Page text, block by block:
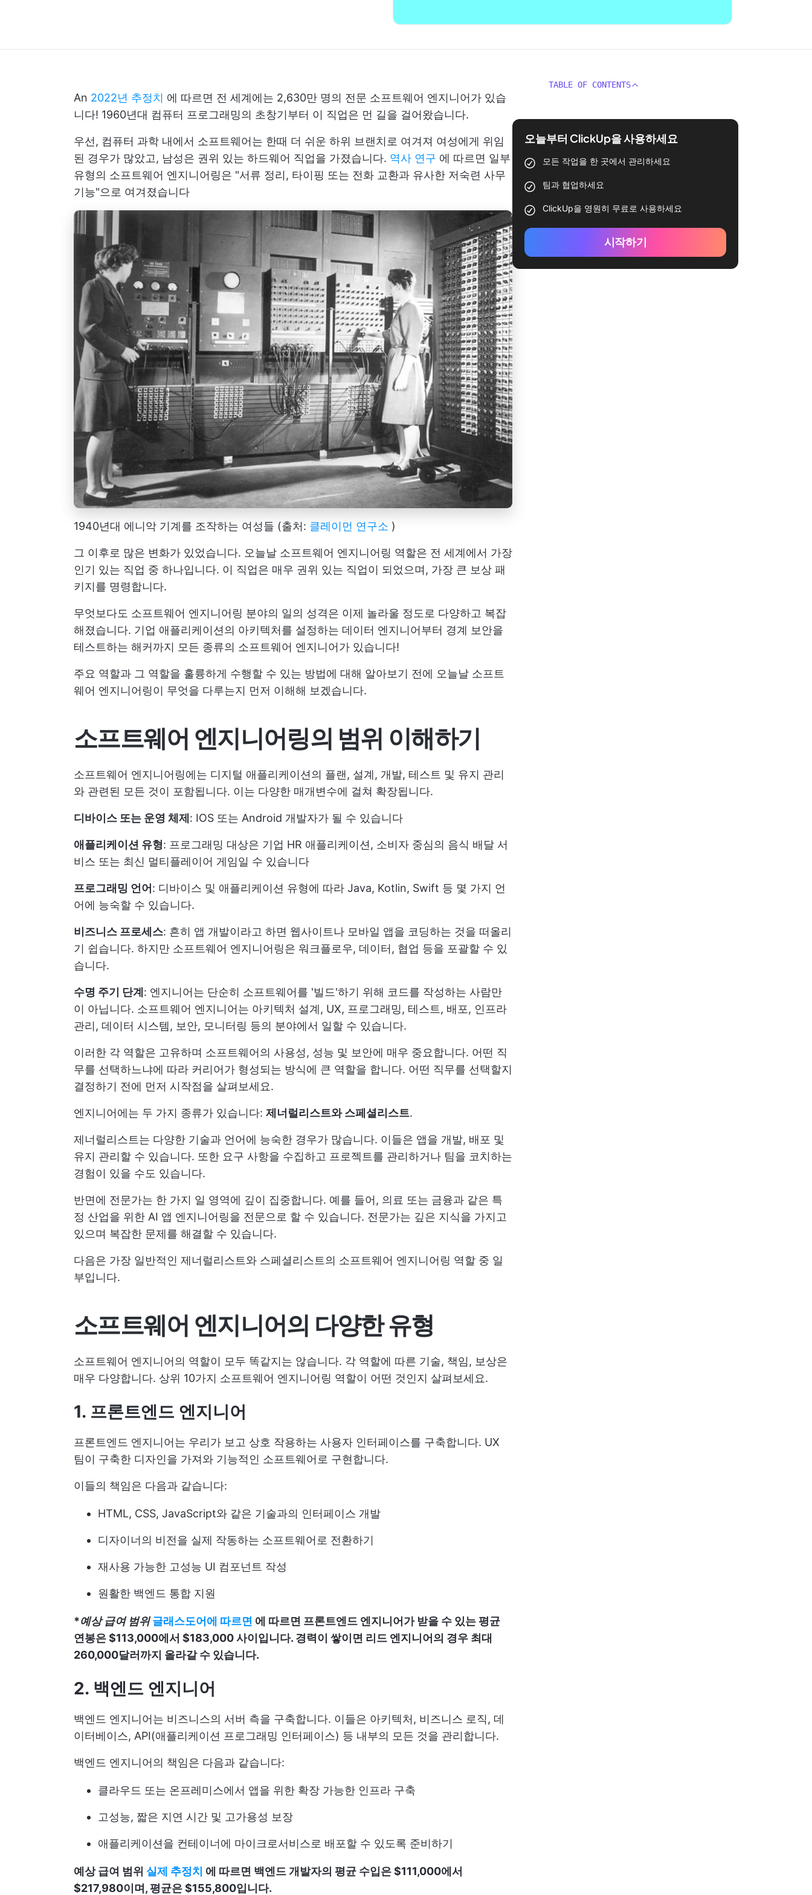
An 2022년 추정치 에 따르면 전 세계에는 2,630만 명의 전문 소프트웨어 엔지니어가 있습
니다! 1960년대 컴퓨터 프로그래밍의 초창기부터 이 직업은 먼 길을 걸어왔습니다.
우선, 컴퓨터 과학 내에서 소프트웨어는 한때 더 쉬운 하위 브랜치로 여겨져 여성에게 위임
된 경우가 많았고, 남성은 권위 있는 하드웨어 직업을 가졌습니다. 역사 연구 에 따르면 일부
유형의 소프트웨어 엔지니어링은 "서류 정리, 타이핑 또는 전화 교환과 유사한 저숙련 사무
기능"으로 여겨졌습니다
1940년대 에니악 기계를 조작하는 여성들 (출처: 클레이먼 연구소 )
그 이후로 많은 변화가 있었습니다. 오늘날 소프트웨어 엔지니어링 역할은 전 세계에서 가장
인기 있는 직업 중 하나입니다. 이 직업은 매우 권위 있는 직업이 되었으며, 가장 큰 보상 패
키지를 명령합니다.
무엇보다도 소프트웨어 엔지니어링 분야의 일의 성격은 이제 놀라울 정도로 다양하고 복잡
해졌습니다. 기업 애플리케이션의 아키텍처를 설정하는 데이터 엔지니어부터 경계 보안을
테스트하는 해커까지 모든 종류의 소프트웨어 엔지니어가 있습니다!
주요 역할과 그 역할을 훌륭하게 수행할 수 있는 방법에 대해 알아보기 전에 오늘날 소프트
웨어 엔지니어링이 무엇을 다루는지 먼저 이해해 보겠습니다.
소프트웨어 엔지니어링의 범위 이해하기
소프트웨어 엔지니어링에는 디지털 애플리케이션의 플랜, 설계, 개발, 테스트 및 유지 관리
와 관련된 모든 것이 포함됩니다. 이는 다양한 매개변수에 걸쳐 확장됩니다.
디바이스 또는 운영 체제 : IOS 또는 Android 개발자가 될 수 있습니다
애플리케이션 유형: 프로그래밍 대상은 기업 HR 애플리케이션, 소비자 중심의 음식 배달 서
비스 또는 최신 멀티플레이어 게임일 수 있습니다
프로그래밍 언어 : 디바이스 및 애플리케이션 유형에 따라 Java, Kotlin, Swift 등 몇 가지 언
어에 능숙할 수 있습니다.
비즈니스 프로세스: 흔히 앱 개발이라고 하면 웹사이트나 모바일 앱을 코딩하는 것을 떠올리
기 쉽습니다. 하지만 소프트웨어 엔지니어링은 워크플로우, 데이터, 협업 등을 포괄할 수 있
습니다.
수명 주기 단계 : 엔지니어는 단순히 소프트웨어를 '빌드'하기 위해 코드를 작성하는 사람만
이 아닙니다. 소프트웨어 엔지니어는 아키텍처 설계, UX, 프로그래밍, 테스트, 배포, 인프라
관리, 데이터 시스템, 보안, 모니터링 등의 분야에서 일할 수 있습니다.
이러한 각 역할은 고유하며 소프트웨어의 사용성, 성능 및 보안에 매우 중요합니다. 어떤 직
무를 선택하느냐에 따라 커리어가 형성되는 방식에 큰 역할을 합니다. 어떤 직무를 선택할지
결정하기 전에 먼저 시작점을 살펴보세요.
엔지니어에는 두 가지 종류가 있습니다: 제너럴리스트와 스페셜리스트.
제너럴리스트는 다양한 기술과 언어에 능숙한 경우가 많습니다. 이들은 앱을 개발, 배포 및
유지 관리할 수 있습니다. 또한 요구 사항을 수집하고 프로젝트를 관리하거나 팀을 코치하는
경험이 있을 수도 있습니다.
반면에 전문가는 한 가지 일 영역에 깊이 집중합니다. 예를 들어, 의료 또는 금융과 같은 특
정 산업을 위한 AI 앱 엔지니어링을 전문으로 할 수 있습니다. 전문가는 깊은 지식을 가지고
있으며 복잡한 문제를 해결할 수 있습니다.
다음은 가장 일반적인 제너럴리스트와 스페셜리스트의 소프트웨어 엔지니어링 역할 중 일
부입니다.
소프트웨어 엔지니어의 다양한 유형
소프트웨어 엔지니어의 역할이 모두 똑같지는 않습니다. 각 역할에 따른 기술, 책임, 보상은
매우 다양합니다. 상위 10가지 소프트웨어 엔지니어링 역할이 어떤 것인지 살펴보세요.
1. 프론트엔드 엔지니어
프론트엔드 엔지니어는 우리가 보고 상호 작용하는 사용자 인터페이스를 구축합니다. UX
팀이 구축한 디자인을 가져와 기능적인 소프트웨어로 구현합니다.
이들의 책임은 다음과 같습니다:
HTML, CSS, JavaScript와 같은 기술과의 인터페이스 개발
디자이너의 비전을 실제 작동하는 소프트웨어로 전환하기
재사용 가능한 고성능 UI 컴포넌트 작성
원활한 백엔드 통합 지원
*예상 급여 범위 글래스도어에 따르면 에 따르면 프론트엔드 엔지니어가 받을 수 있는 평균
연봉은 $113,000에서 $183,000 사이입니다. 경력이 쌓이면 리드 엔지니어의 경우 최대
260,000달러까지 올라갈 수 있습니다.
2. 백엔드 엔지니어
백엔드 엔지니어는 비즈니스의 서버 측을 구축합니다. 이들은 아키텍처, 비즈니스 로직, 데
이터베이스, API(애플리케이션 프로그래밍 인터페이스) 등 내부의 모든 것을 관리합니다.
백엔드 엔지니어의 책임은 다음과 같습니다:
클라우드 또는 온프레미스에서 앱을 위한 확장 가능한 인프라 구축
고성능, 짧은 지연 시간 및 고가용성 보장
애플리케이션을 컨테이너에 마이크로서비스로 배포할 수 있도록 준비하기
예상 급여 범위 실제 추정치 에 따르면 백엔드 개발자의 평균 수입은 $111,000에서
$217,980이며, 평균은 $155,800입니다.
TABLE OF CONTENTS
오늘부터 ClickUp을 사용하세요
모든 작업을 한 곳에서 관리하세요
팀과 협업하세요
ClickUp을 영원히 무료로 사용하세요
시작하기